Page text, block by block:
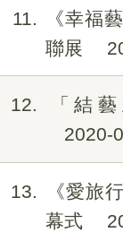
11
《幸福
聯展
12
「結
2020-
13
《愛旅
幕式